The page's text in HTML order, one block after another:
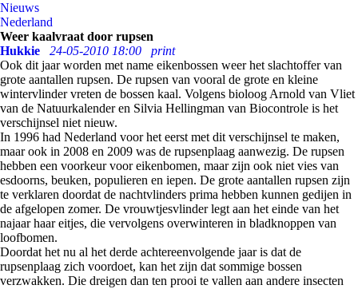
Nieuws
Nederland
Weer kaalvraat door rupsen
Hukkie
24-05-2010 18:00
print
Ook dit jaar worden met name eikenbossen weer het slachtoffer van
grote aantallen rupsen. De rupsen van vooral de grote en kleine
wintervlinder vreten de bossen kaal. Volgens bioloog Arnold van Vliet
van de Natuurkalender en Silvia Hellingman van Biocontrole is het
verschijnsel niet nieuw.
In 1996 had Nederland voor het eerst met dit verschijnsel te maken,
maar ook in 2008 en 2009 was de rupsenplaag aanwezig. De rupsen
hebben een voorkeur voor eikenbomen, maar zijn ook niet vies van
esdoorns, beuken, populieren en iepen. De grote aantallen rupsen zijn
te verklaren doordat de nachtvlinders prima hebben kunnen gedijen in
de afgelopen zomer. De vrouwtjesvlinder legt aan het einde van het
najaar haar eitjes, die vervolgens overwinteren in bladknoppen van
loofbomen.
Doordat het nu al het derde achtereenvolgende jaar is dat de
rupsenplaag zich voordoet, kan het zijn dat sommige bossen
verzwakken. Die dreigen dan ten prooi te vallen aan andere insecten